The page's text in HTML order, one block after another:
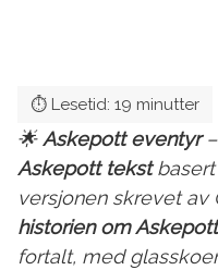
🌟Askepott eventyr–
Askepott tekstbasert
versjonen skrevet av
historien om Askepott
fortalt, med